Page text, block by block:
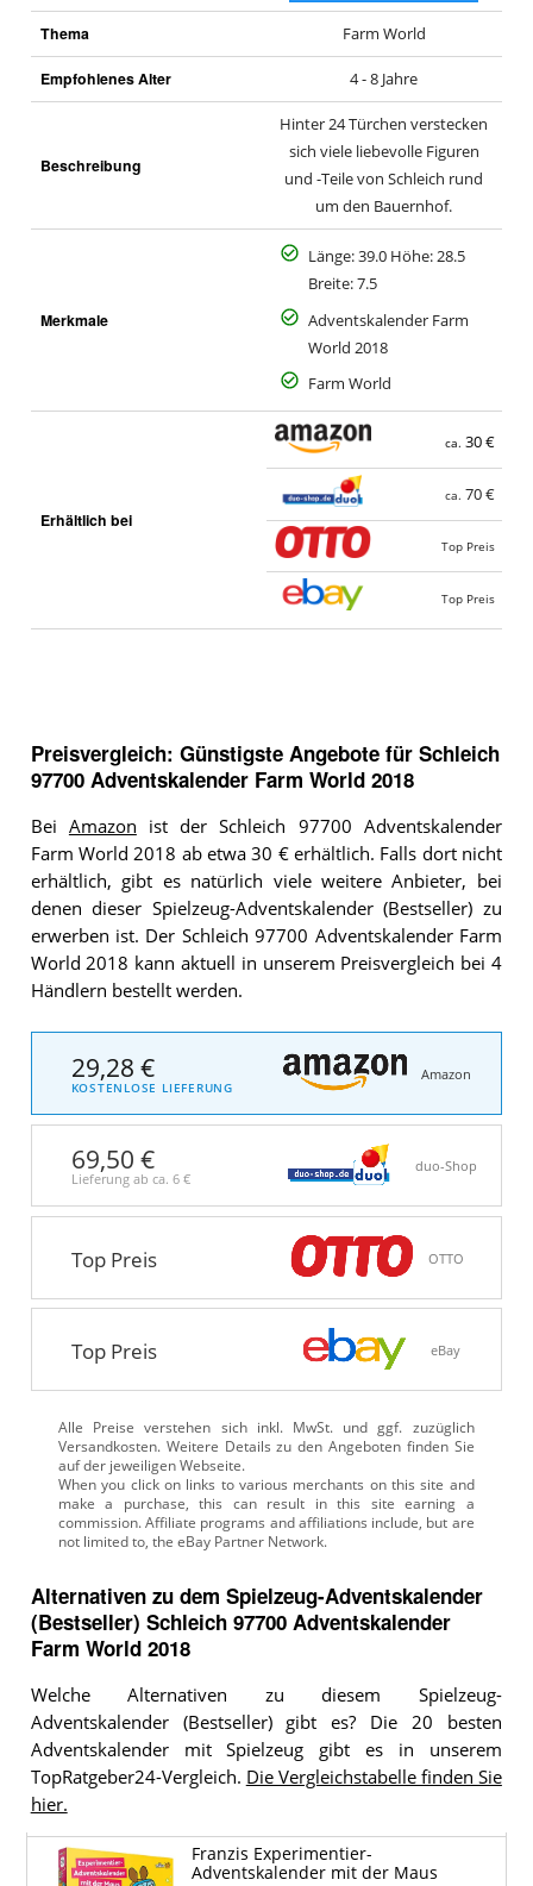
Thema Farm World
Empfohlenes Alter 4 - 8 Jahre
Beschreibung
Hinter 24 Türchen verstecken
sich viele liebevolle Figuren
und -Teile von Schleich rund
um den Bauernhof.
Merkmale
Länge: 39.0 Höhe: 28.5
Breite: 7.5
Adventskalender Farm
World 2018
Farm World
Erhältlich bei
ca. 30 €
ca. 70 €
Top Preis
Top Preis
Preisvergleich: Günstigste Angebote für Schleich
97700 Adventskalender Farm World 2018
Bei Amazon ist der Schleich 97700 Adventskalender
Farm World 2018 ab etwa 30 € erhältlich. Falls dort nicht
erhältlich, gibt es natürlich viele weitere Anbieter, bei
denen dieser Spielzeug-Adventskalender (Bestseller) zu
erwerben ist. Der Schleich 97700 Adventskalender Farm
World 2018 kann aktuell in unserem Preisvergleich bei 4
Händlern bestellt werden.
29,28 €
KOSTENLOSE LIEFERUNG
Amazon
69,50 €
Lieferung ab ca. 6 €
duo-Shop
Top Preis OTTO
Top Preis eBay
Alle Preise verstehen sich inkl. MwSt. und ggf. zuzüglich
Versandkosten. Weitere Details zu den Angeboten finden Sie
auf der jeweiligen Webseite.
Alternativen zu dem Spielzeug-Adventskalender
(Bestseller) Schleich 97700 Adventskalender
Farm World 2018
Welche Alternativen zu diesem Spielzeug-
Adventskalender (Bestseller) gibt es? Die 20 besten
Adventskalender mit Spielzeug gibt es in unserem
TopRatgeber24-Vergleich. Die Vergleichstabelle finden Sie
hier.
Franzis Experimentier-
Adventskalender mit der Maus